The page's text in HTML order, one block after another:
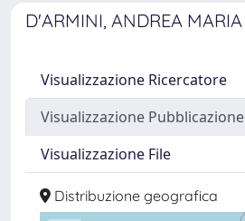
D'ARMINI, ANDREA MARIA
Visualizzazione Ricercatore
Visualizzazione Pubblicazione
Visualizzazione File
Distribuzione geografica